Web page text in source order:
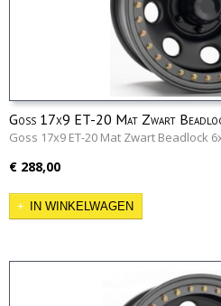
Goss 17x9 ET-20 Mat Zwart
Goss 17x9 ET-20 Mat Zwart Beadlock
€ 288,00
IN WINKELWAGEN